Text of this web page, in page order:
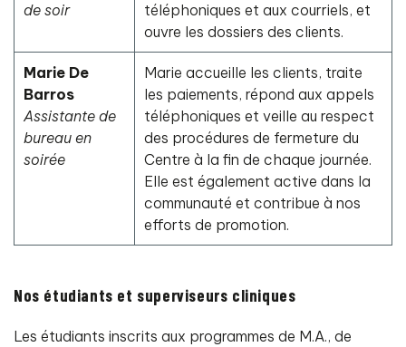
de soir
téléphoniques et aux courriels, et
ouvre les dossiers des clients.
Marie De
Barros
Assistante de
bureau en
soirée
Marie accueille les clients, traite
les paiements, répond aux appels
téléphoniques et veille au respect
des procédures de fermeture du
Centre à la fin de chaque journée.
Elle est également active dans la
communauté et contribue à nos
efforts de promotion.
Nos étudiants et superviseurs cliniques
Les étudiants inscrits aux programmes de M.A., de